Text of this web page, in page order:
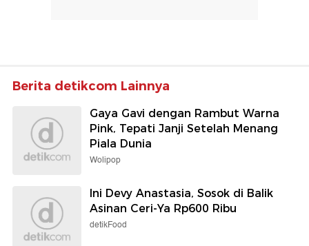
Berita detikcom Lainnya
Gaya Gavi dengan Rambut Warna
Pink, Tepati Janji Setelah Menang
Piala Dunia
Wolipop
Ini Devy Anastasia, Sosok di Balik
Asinan Ceri-Ya Rp600 Ribu
detikFood